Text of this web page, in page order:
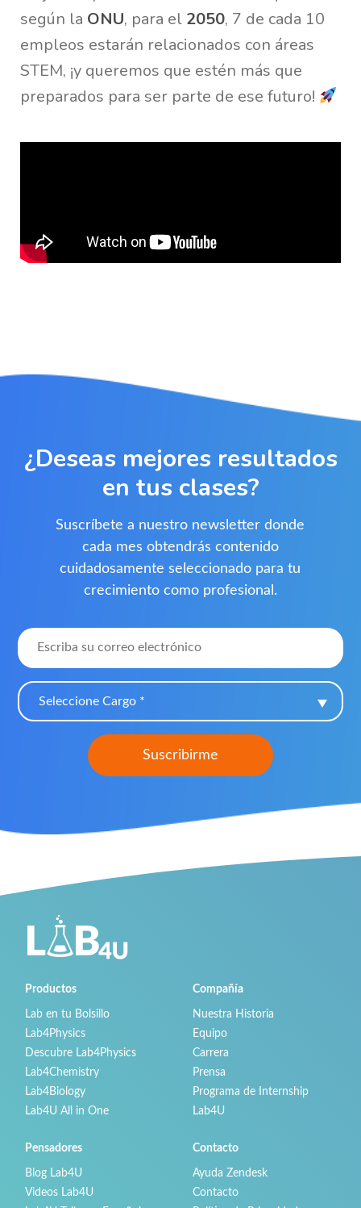
según la ONU, para el 2050, 7 de cada 10
empleos estarán relacionados con áreas
STEM, ¡y queremos que estén más que
preparados para ser parte de ese futuro!
¿Deseas mejores resultados
en tus clases?
Suscríbete a nuestro newsletter donde
cada mes obtendrás contenido
cuidadosamente seleccionado para tu
crecimiento como profesional.
Seleccione Cargo *
Productos
Lab en tu Bolsillo
Lab4Physics
Descubre Lab4Physics
Lab4Chemistry
Lab4Biology
Lab4U All in One
Compañía
Nuestra Historia
Equipo
Carrera
Prensa
Programa de Internship
Lab4U
Pensadores
Blog Lab4U
Videos Lab4U
Contacto
Ayuda Zendesk
Contacto